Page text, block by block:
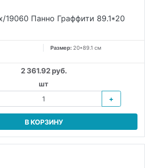
19060 Панно Граффити 89.1*20
Размер: 20*89.1 см
2 361.92 руб.
шт
+
В КОРЗИНУ